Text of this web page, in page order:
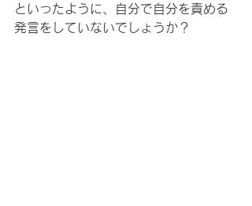
といったように、自分で自分を責める
発言をしていないでしょうか？